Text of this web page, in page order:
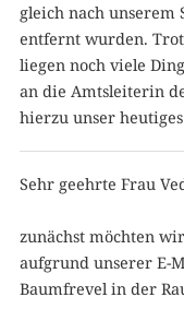
gleich nach unserem
entfernt wurden.
liegen noch viele
an die Amtsleiterin
hierzu unser
Sehr geehrte Frau
zunächst möchten
aufgrund unserer E-
Baumfrevel in der